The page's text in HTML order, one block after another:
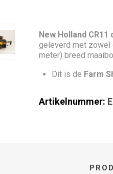
New Holland CR11
geleverd met zowel
meter) breed
Dit is de Farm
Artikelnummer: